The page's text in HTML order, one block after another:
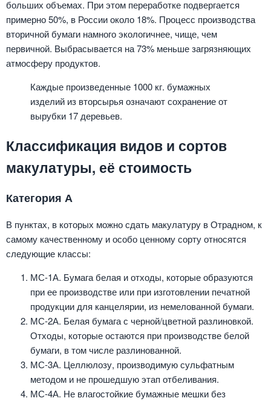
больших объемах. При этом переработке подвергается
примерно 50%, в России около 18%. Процесс производства
вторичной бумаги намного экологичнее, чище, чем
первичной. Выбрасывается на 73% меньше загрязняющих
атмосферу продуктов.
Каждые произведенные 1000 кг. бумажных
изделий из вторсырья означают сохранение от
вырубки 17 деревьев.
Классификация видов и сортов
макулатуры, её стоимость
Категория А
В пунктах, в которых можно сдать макулатуру в Отрадном, к
самому качественному и особо ценному сорту относятся
следующие классы:
МС-1А. Бумага белая и отходы, которые образуются
при ее производстве или при изготовлении печатной
продукции для канцелярии, из немелованной бумаги.
МС-2А. Белая бумага с черной/цветной разлиновкой.
Отходы, которые остаются при производстве белой
бумаги, в том числе разлинованной.
МС-3А. Целлюлозу, производимую сульфатным
методом и не прошедшую этап отбеливания.
МС-4А. Не влагостойкие бумажные мешки без